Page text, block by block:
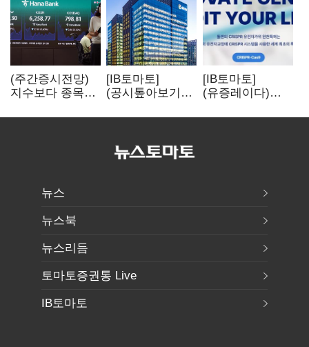
(주간증시전망)
지수보다 종목…
이어진다
[IB토마토]
(공시톺아보기)
바로 매출로
[IB토마토]
(유증레이다)
3분의 1 토막…
뉴스
뉴스북
뉴스리듬
토마토증권통 Live
IB토마토